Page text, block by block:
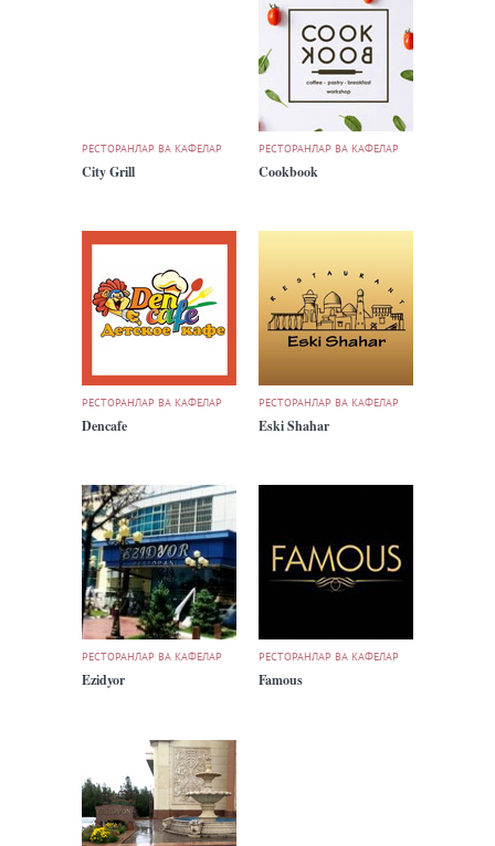
РЕСТОРАНЛАР ВА КАФЕЛАР
City Grill
РЕСТОРАНЛАР ВА КАФЕЛАР
Cookbook
РЕСТОРАНЛАР ВА КАФЕЛАР
Dencafe
РЕСТОРАНЛАР ВА КАФЕЛАР
Eski Shahar
РЕСТОРАНЛАР ВА КАФЕЛАР
Ezidyor
РЕСТОРАНЛАР ВА КАФЕЛАР
Famous